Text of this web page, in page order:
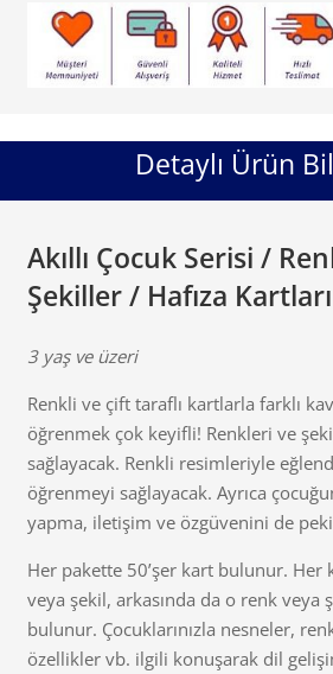
Şekiller
/
Hafıza
Kartları
Detaylı Ürün
Akıllı Çocuk Serisi /
Şekiller / Hafıza
3 yaş ve üzeri
Renkli ve çift taraflı kartlarla farklı
öğrenmek çok keyifli! Renkleri ve
sağlayacak. Renkli resimleriyle
öğrenmeyi sağlayacak. Ayrıca
yapma, iletişim ve özgüvenini de
Her pakette 50’şer kart bulunur. Her
veya şekil, arkasında da o renk veya
bulunur. Çocuklarınızla nesneler,
özellikler vb. ilgili konuşarak dil